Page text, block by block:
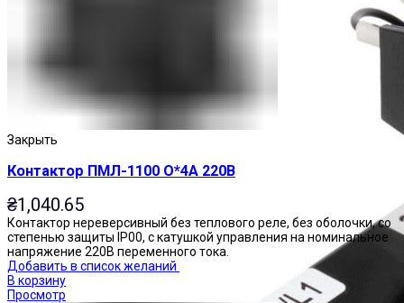
Закрыть
Контактор ПМЛ-1100 О*4А 220В
₴1,040.65
Контактор нереверсивный без теплового реле, без оболочки, со
степенью защиты IP00, с катушкой управления на номинальное
напряжение 220В переменного тока.
Добавить в список желаний
В корзину
Просмотр